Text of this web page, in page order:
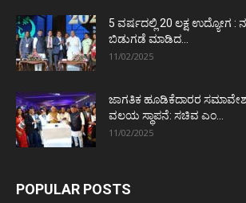
5 ವರ್ಷದಲ್ಲಿ 20 ಲಕ್ಷ ಉದ್ಯೋಗ :
ಬಿಡುಗಡೆ ಮಾಡಿದ...
11/02/2025
ಜಾಗತಿಕ ಹೂಡಿಕೆದಾರರ
ವಲಯ ಸ್ಥಾಪನೆ: ಸಚಿವ ಎಂ...
11/02/2025
POPULAR POSTS